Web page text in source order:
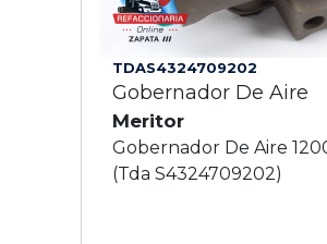
TDAS4324709202
Gobernador De Aire
Meritor
Gobernador De Aire
(Tda S4324709202)